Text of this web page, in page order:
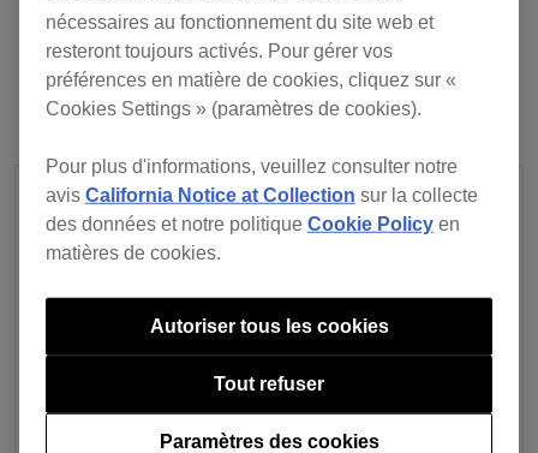
Suivant
nécessaires au fonctionnement du site web et
resteront toujours activés. Pour gérer vos
préférences en matière de cookies, cliquez sur «
Cookies Settings » (paramètres de cookies).
Pour plus d'informations, veuillez consulter notre
avis California Notice at Collection sur la collecte
des données et notre politique Cookie Policyen
matières de cookies.
Paramètres des cookies
Tout refuser
Autoriser tous les cookies